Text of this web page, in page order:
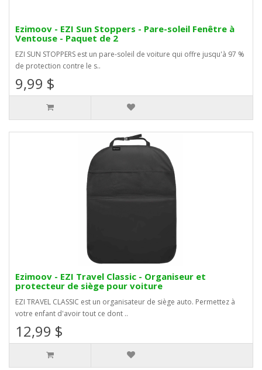
Ezimoov - EZI Sun Stoppers - Pare-soleil Fenêtre à
Ventouse - Paquet de 2
EZI SUN STOPPERS est un pare-soleil de voiture qui offre jusqu'à 97 %
de protection contre le s..
9,99 $
Ezimoov - EZI Travel Classic - Organiseur et
protecteur de siège pour voiture
EZI TRAVEL CLASSIC est un organisateur de siège auto. Permettez à
votre enfant d'avoir tout ce dont ..
12,99 $